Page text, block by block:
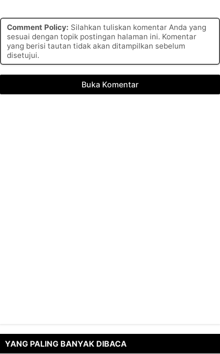
Comment Policy: Silahkan tuliskan komentar Anda yang
sesuai dengan topik postingan halaman ini. Komentar
yang berisi tautan tidak akan ditampilkan sebelum
disetujui.
Buka Komentar
YANG PALING BANYAK DIBACA